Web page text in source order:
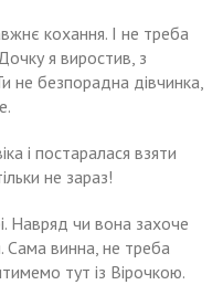
кохання. І не треба
я виростив, з
не безпорадна дівчинка,
і постаралася взяти
не зараз!
Навряд чи вона захоче
Сама винна, не треба
тут із Вірочкою.